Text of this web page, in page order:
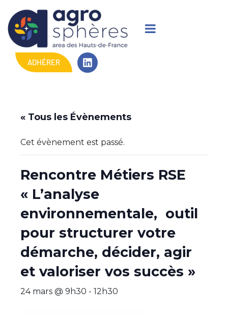
ADHÉRER
« Tous les Évènements
Cet évènement est passé.
Rencontre Métiers RSE
« L’analyse
environnementale, outil
pour structurer votre
démarche, décider, agir
et valoriser vos succès »
24 mars @ 9h30 - 12h30